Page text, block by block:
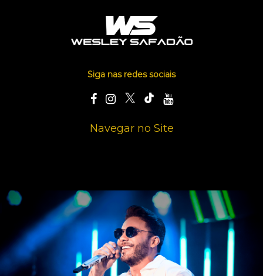
Siga nas redes sociais
Navegar no Site